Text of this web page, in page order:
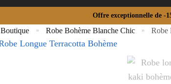
Offre exceptionnelle de -
Boutique » Robe Bohème Blanche Chic » Robe